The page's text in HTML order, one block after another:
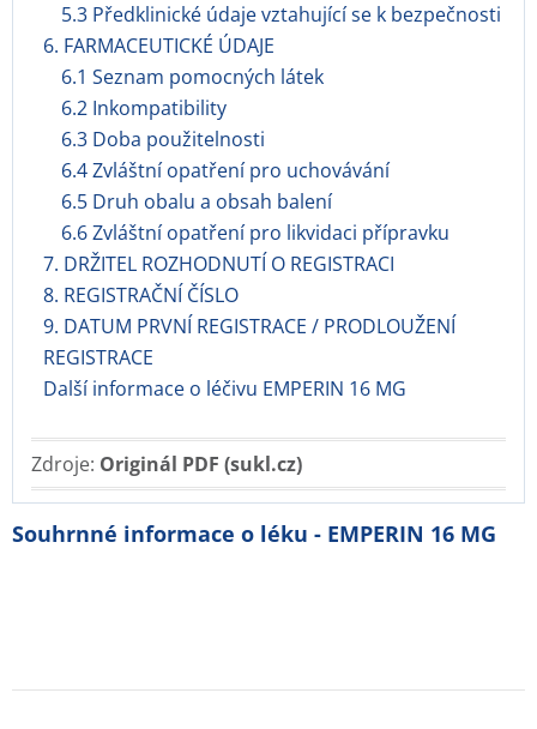
5.3 Předklinické údaje vztahující se k bezpečnosti
6. FARMACEUTICKÉ ÚDAJE
6.1 Seznam pomocných látek
6.2 Inkompatibility
6.3 Doba použitelnosti
6.4 Zvláštní opatření pro uchovávání
6.5 Druh obalu a obsah balení
6.6 Zvláštní opatření pro likvidaci přípravku
7. DRŽITEL ROZHODNUTÍ O REGISTRACI
8. REGISTRAČNÍ ČÍSLO
9. DATUM PRVNÍ REGISTRACE / PRODLOUŽENÍ
REGISTRACE
Další informace o léčivu EMPERIN 16 MG
Zdroje: Originál PDF (sukl.cz)
Souhrnné informace o léku - EMPERIN 16 MG